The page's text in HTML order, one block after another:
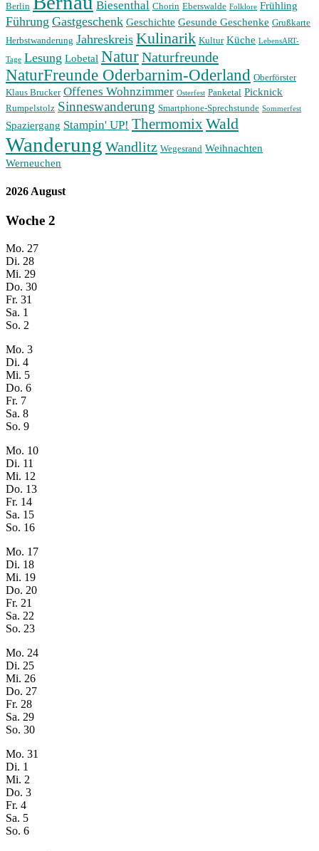
Berlin Biesenthal Chorin Eberswalde Folklore Frühling
Führung Gastgeschenk Geschichte Gesunde Geschenke Grußkarte
Herbstwanderung Jahreskreis Kulinarik Kultur Küche LebensART-
Tage Lesung Lobetal NaturNaturfreunde
NaturFreunde Oderbarnim-Oderland Oberförster
Klaus Brucker Offenes Wohnzimmer Osterfest Panketal Picknick
Rumpelstolz Sinneswanderung Smartphone-Sprechstunde Sommerfest
Spaziergang Stampin' UP! ThermomixWald
Wanderung Wandlitz Wegesrand Weihnachten
Werneuchen
2026 August
Woche 2
Mo. 27
Di. 28
Mi. 29
Do. 30
Fr. 31
Sa. 1
So. 2
Mo. 3
Di. 4
Mi. 5
Do. 6
Fr. 7
Sa. 8
So. 9
Mo. 10
Di. 11
Mi. 12
Do. 13
Fr. 14
Sa. 15
So. 16
Mo. 17
Di. 18
Mi. 19
Do. 20
Fr. 21
Sa. 22
So. 23
Mo. 24
Di. 25
Mi. 26
Do. 27
Fr. 28
Sa. 29
So. 30
Mo. 31
Di. 1
Mi. 2
Do. 3
Fr. 4
Sa. 5
So. 6